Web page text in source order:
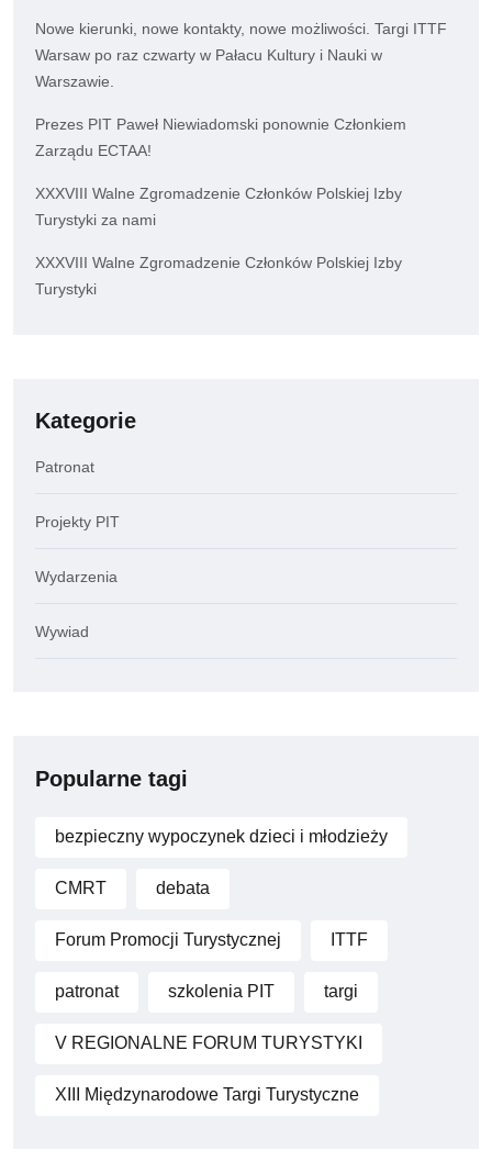
Nowe kierunki, nowe kontakty, nowe możliwości. Targi ITTF
Warsaw po raz czwarty w Pałacu Kultury i Nauki w
Warszawie.
Prezes PIT Paweł Niewiadomski ponownie Członkiem
Zarządu ECTAA!
XXXVIII Walne Zgromadzenie Członków Polskiej Izby
Turystyki za nami
XXXVIII Walne Zgromadzenie Członków Polskiej Izby
Turystyki
Kategorie
Patronat
Projekty PIT
Wydarzenia
Wywiad
Popularne tagi
bezpieczny wypoczynek dzieci i młodzieży
CMRT debata
Forum Promocji Turystycznej ITTF
patronat szkolenia PIT targi
V REGIONALNE FORUM TURYSTYKI
XIII Międzynarodowe Targi Turystyczne